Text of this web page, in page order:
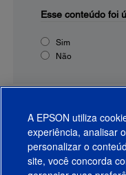
Esse conteúdo foi
Sim
Não
A EPSON utiliza
experiência, analisar
personalizar o
site, você concorda